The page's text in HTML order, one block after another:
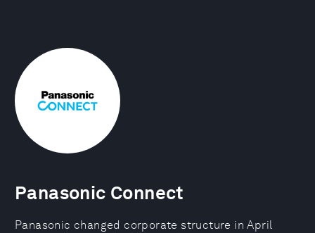
Panasonic Connect
Panasonic changed corporate structure in April